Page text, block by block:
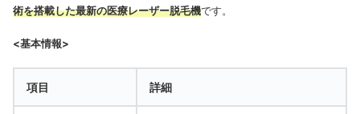
術を搭載した最新の医療レーザー脱毛機です。
<基本情報>
項目 詳細